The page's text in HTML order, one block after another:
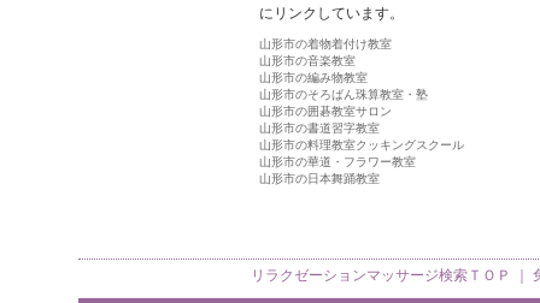
にリンクしています。
山形市の着物着付け教室
山形市の音楽教室
山形市の編み物教室
山形市のそろばん珠算教室・塾
山形市の囲碁教室サロン
山形市の書道習字教室
山形市の料理教室クッキングスクール
山形市の華道・フラワー教室
山形市の日本舞踊教室
リラクゼーションマッサージ検索 ＴＯＰ ｜